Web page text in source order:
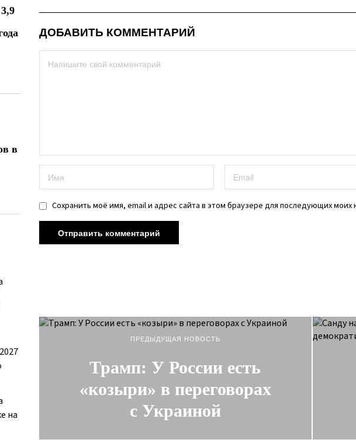
ДОБАВИТЬ КОММЕНТАРИЙ
Сохранить моё имя, email и адрес сайта в этом браузере для последующих моих
ПРЕДЫДУЩАЯ НОВОСТЬ
Трамп: У России есть
«козыри» в переговорах
с Украиной
в
на